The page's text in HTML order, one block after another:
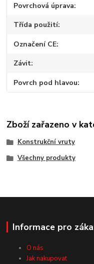
Povrchová úprava
Třída použití
Označení CE
Závit
Povrch pod hlavou
Zboží zařazeno v
Konstrukční vruty
Všechny produkty
Informace pro
O nás
Jak nakupovat